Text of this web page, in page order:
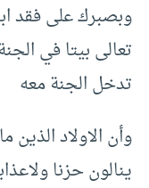
وبصبرك على فقد
تعالى بيتا في
تدخل الجنة معه
وأن الاولاد الذين
ينالون حزنا